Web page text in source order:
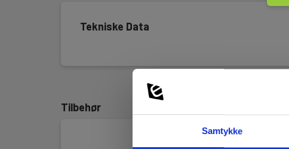
Samtykke
Tekniske Data
Tilbehør